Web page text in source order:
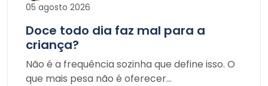
05 agosto 2026
Doce todo dia faz mal para a
criança?
Não é a frequência sozinha que define isso. O
que mais pesa não é oferecer…